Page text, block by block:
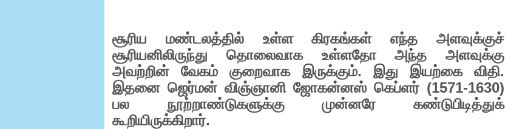
சூரிய மண்டலத்தில் உள்ள கிரகங்கள் எந்த அளவுக்குச்
சூரியனிலிருந்து தொலைவாக உள்ளதோ அந்த அளவுக்கு
அவற்றின் வேகம் குறைவாக இருக்கும். இது இயற்கை விதி.
இதனை ஜெர்மன் விஞ்ஞானி ஜோகன்னஸ் கெப்ளர் (1571-1630)
பல நூற்றாண்டுகளுக்கு முன்னரே கண்டுபிடித்துக்
கூறியிருக்கிறார்.